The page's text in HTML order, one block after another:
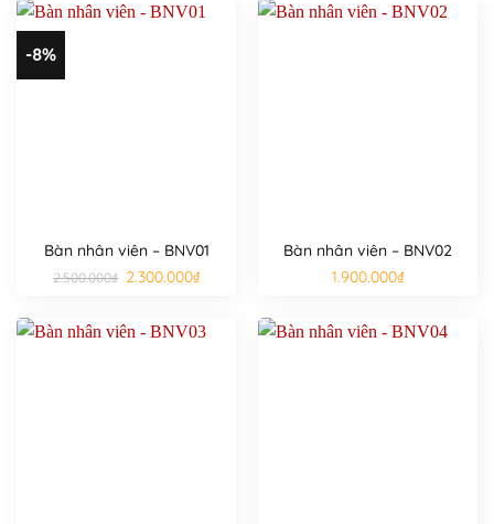
-8%
Bàn nhân viên – BNV01
2.500.000₫ Giá
gốc
2.300.000₫Giá
hiện
2.300.000₫.
Bàn nhân viên – BNV02
1.900.000₫